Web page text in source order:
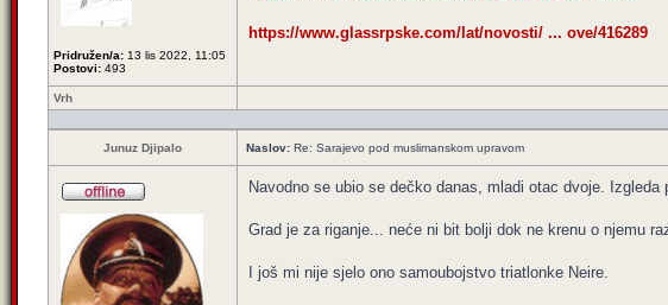
Pridružen/a: 13 lis 2022, 11:05
Postovi: 493
https://www.glassrpske.com/lat/novosti/ ... ove/416289
Vrh
Junuz Djipalo Naslov: Re: Sarajevo pod muslimanskom upravom
Navodno se ubio se dečko danas, mladi otac dvoje.
Grad je za riganje... neće ni bit bolji dok ne krenu o njemu
I još mi nije sjelo ono samoubojstvo triatlonke Neire.